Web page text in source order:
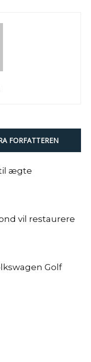
FORFATTEREN
ægte
vil restaurere
Golf